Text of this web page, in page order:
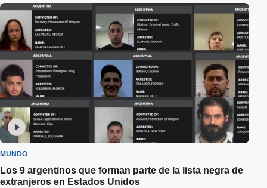
MUNDO
Los 9 argentinos que forman parte de la lista negra de
extranjeros en Estados Unidos